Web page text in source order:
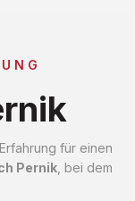
für einen
Pernik , bei dem